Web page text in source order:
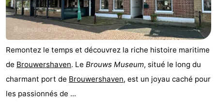
Remontez le temps et découvrez la riche histoire maritime
de Brouwershaven. Le Brouws Museum, situé le long du
charmant port de Brouwershaven, est un joyau caché pour
les passionnés de ...